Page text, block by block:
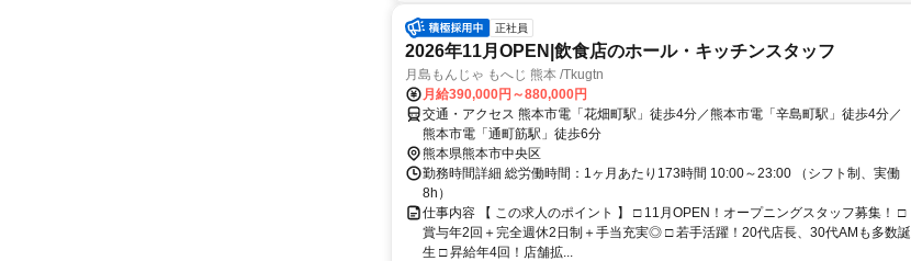
正社員
2026年11月OPEN|飲食店のホール・キッチンスタッフ
月島もんじゃ もへじ 熊本 /Tkugtn
月給390,000円～880,000円
交通・アクセス 熊本市電「花畑町駅」徒歩4分／熊本市電「辛島町駅」徒歩4分／
熊本市電「通町筋駅」徒歩6分
熊本県熊本市中央区
勤務時間詳細 総労働時間：1ヶ月あたり173時間 10:00～23:00 （シフト制、実働
8h）
仕事内容 【 この求人のポイント 】 □ 11月OPEN！オープニングスタッフ募集！ □
賞与年2回＋完全週休2日制＋手当充実◎ □ 若手活躍！20代店長、30代AMも多数誕
生 □ 昇給年4回！店舗拡...